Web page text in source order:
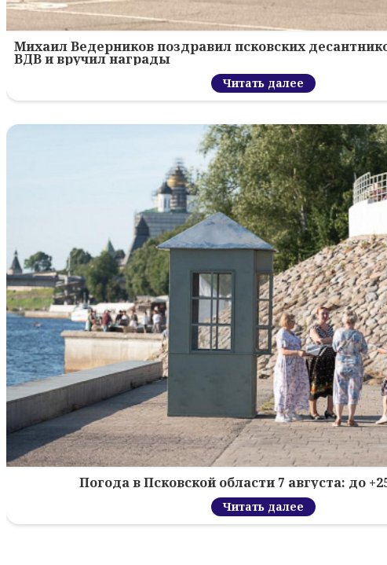
Михаил Ведерников поздравил псковских
ВДВ и вручил награды
Читать далее
Погода в Псковской области 7 августа: до
Читать далее